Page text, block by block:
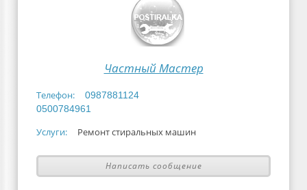
Частный Мастер
Телефон:
0987881124
0500784961
Услуги: Ремонт стиральных машин
Написать сообщение